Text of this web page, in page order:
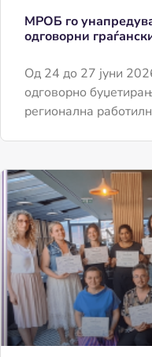
МРОБ го
одговорни
Од 24 до 27 јуни
одговорно
регионална